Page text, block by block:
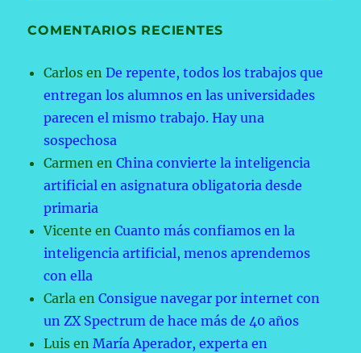
COMENTARIOS RECIENTES
Carlos enDe repente, todos los trabajos que
entregan los alumnos en las universidades
parecen el mismo trabajo. Hay una
sospechosa
Carmen enChina convierte la inteligencia
artificial en asignatura obligatoria desde
primaria
Vicente enCuanto más confiamos en la
inteligencia artificial, menos aprendemos
con ella
Carla enConsigue navegar por internet con
un ZX Spectrum de hace más de 40 años
Luis enMaría Aperador, experta en